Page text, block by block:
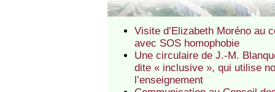
Visite d’Elizabeth Moréno au
avec SOS homophobie
Une circulaire de J.-M.
dite « inclusive », qui utilise
l’enseignement